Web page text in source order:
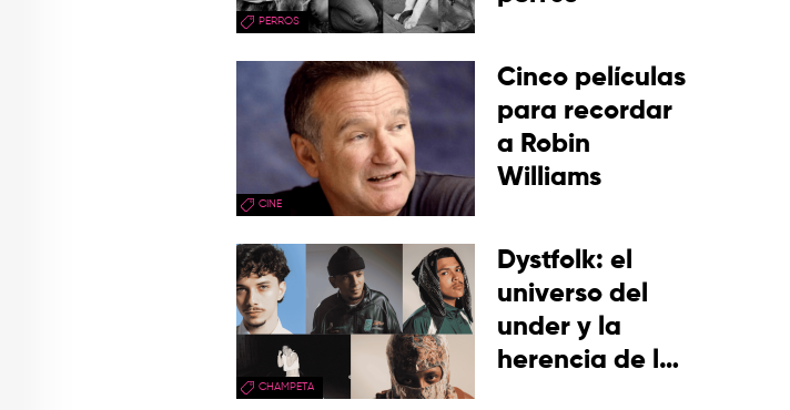
PERROS
CINE
Cinco películas
para recordar
a Robin
Williams
CHAMPETA
Dystfolk: el
universo del
under y la
herencia de la